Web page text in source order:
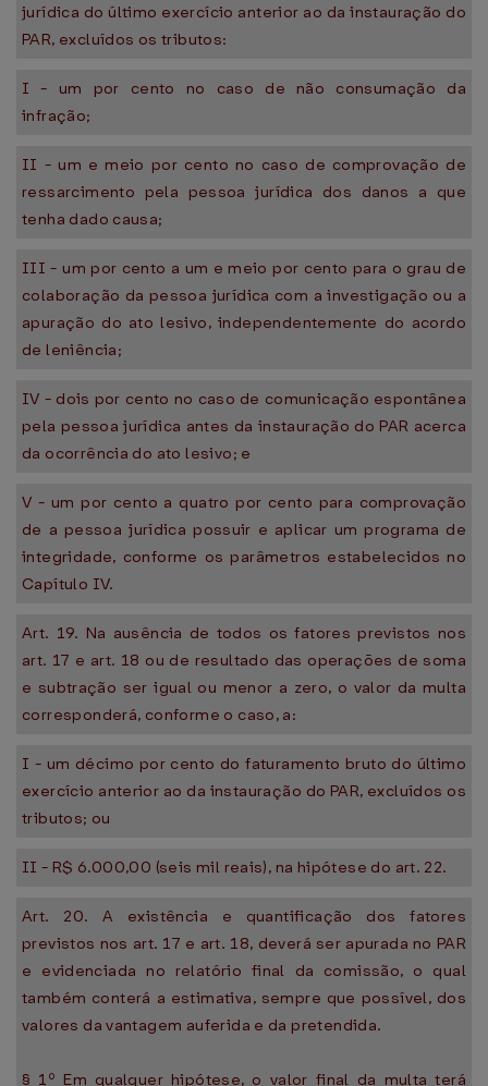
jurídica do último exercício anterior ao da instauração do
PAR, excluídos os tributos:
I - um por cento no caso de não consumação da
infração;
II - um e meio por cento no caso de comprovação de
ressarcimento pela pessoa jurídica dos danos a que
tenha dado causa;
III - um por cento a um e meio por cento para o grau de
colaboração da pessoa jurídica com a investigação ou a
apuração do ato lesivo, independentemente do acordo
de leniência;
IV - dois por cento no caso de comunicação espontânea
pela pessoa jurídica antes da instauração do PAR acerca
da ocorrência do ato lesivo; e
V - um por cento a quatro por cento para comprovação
de a pessoa jurídica possuir e aplicar um programa de
integridade, conforme os parâmetros estabelecidos no
Capítulo IV.
Art. 19. Na ausência de todos os fatores previstos nos
art. 17 e art. 18 ou de resultado das operações de soma
e subtração ser igual ou menor a zero, o valor da multa
corresponderá, conforme o caso, a:
I - um décimo por cento do faturamento bruto do último
exercício anterior ao da instauração do PAR, excluídos os
tributos; ou
II - R$ 6.000,00 (seis mil reais), na hipótese do art. 22.
Art. 20. A existência e quantificação dos fatores
previstos nos art. 17 e art. 18, deverá ser apurada no PAR
e evidenciada no relatório final da comissão, o qual
também conterá a estimativa, sempre que possível, dos
valores da vantagem auferida e da pretendida.
§ 1º Em qualquer hipótese, o valor final da multa terá